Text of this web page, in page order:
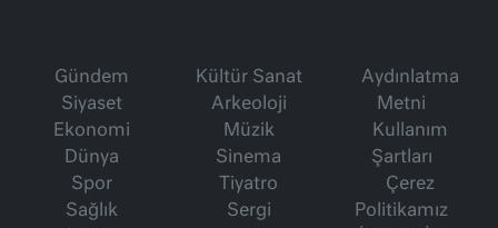
Gündem
Siyaset
Ekonomi
Dünya
Spor
Sağlık
Kültür Sanat
Arkeoloji
Müzik
Sinema
Tiyatro
Sergi
Aydınlatma
Metni
Kullanım
Şartları
Çerez
Politikamız